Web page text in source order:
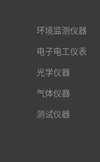
环境监测仪器
电子电工仪表
光学仪器
气体仪器
测试仪器